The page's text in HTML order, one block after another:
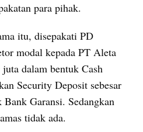
para pihak.
itu, disepakati PD
modal kepada PT Aleta
dalam bentuk Cash
Security Deposit sebesar
Garansi. Sedangkan
tidak ada.